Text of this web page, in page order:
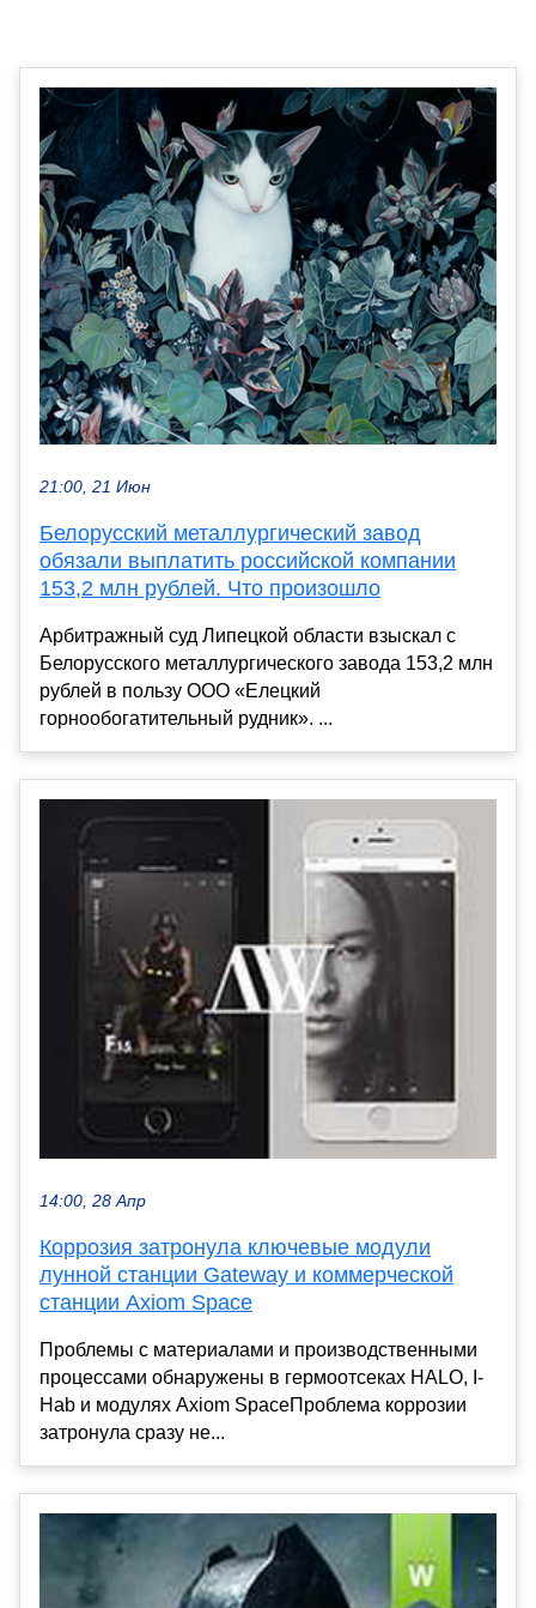
21:00, 21 Июн
Белорусский металлургический завод
обязали выплатить российской компании
153,2 млн рублей. Что произошло
Арбитражный суд Липецкой области взыскал с
Белорусского металлургического завода 153,2 млн
рублей в пользу ООО «Елецкий
горнообогатительный рудник». ...
14:00, 28 Апр
Коррозия затронула ключевые модули
лунной станции Gateway и коммерческой
станции Axiom Space
Проблемы с материалами и производственными
процессами обнаружены в гермоотсеках HALO, I-
Hab и модулях Axiom SpaceПроблема коррозии
затронула сразу не...